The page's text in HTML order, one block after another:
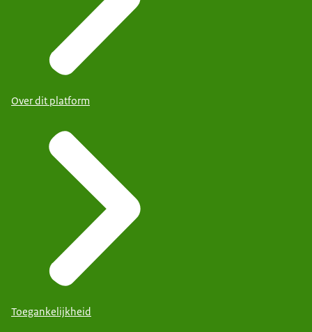
Over dit platform
Toegankelijkheid